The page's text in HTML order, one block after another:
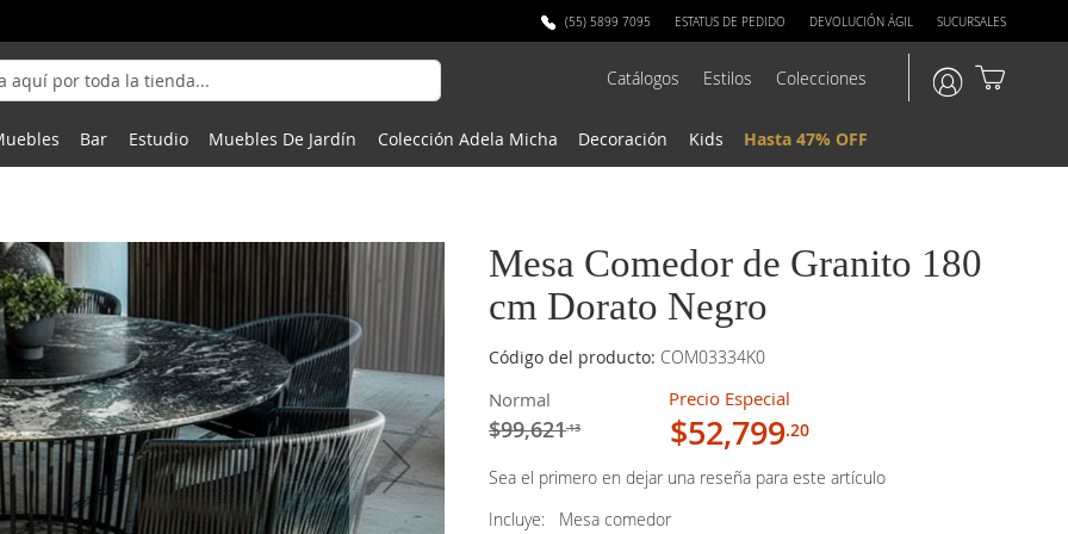
(55) 5899 7095 ESTATUS DE PEDIDO DEVOLUCIÓN ÁGIL SUCURSALES
Catálogos Estilos Colecciones
Bar Estudio Muebles De Jardín Colección Adela Micha Decoración Kids Hasta 47% OFF
Mesa Comedor de Granito 180
cm Dorato Negro
Código del producto: COM03334K0
Normal
$99,621.13
Precio Especial
$52,799.20
Sea el primero en dejar una reseña para este artículo
Incluye:
Mesa comedor